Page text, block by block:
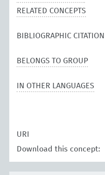
RELATED CONCEPTS
BIBLIOGRAPHIC CITATION
BELONGS TO GROUP
IN OTHER LANGUAGES
URI
Download this concept: